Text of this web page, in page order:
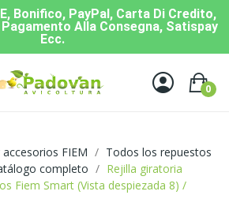
Bonifico, PayPal, Carta Di Credito,
Alla Consegna, Satispay
Ecc.
0
FIEM
Todos los repuestos
completo
Rejilla giratoria
Fiem Smart (Vista despiezada 8) /